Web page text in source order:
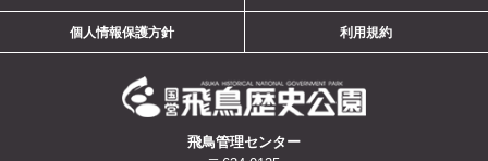
個人情報保護方針 利用規約
飛鳥管理センター